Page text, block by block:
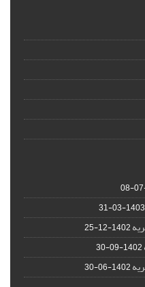
1403-03-31
1402-12-25
1402-09-30
1402-06-30